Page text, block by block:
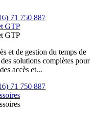
71 750 887
GTP
GTP
et de gestion du temps de
solutions complètes pour
accès et...
71 750 887